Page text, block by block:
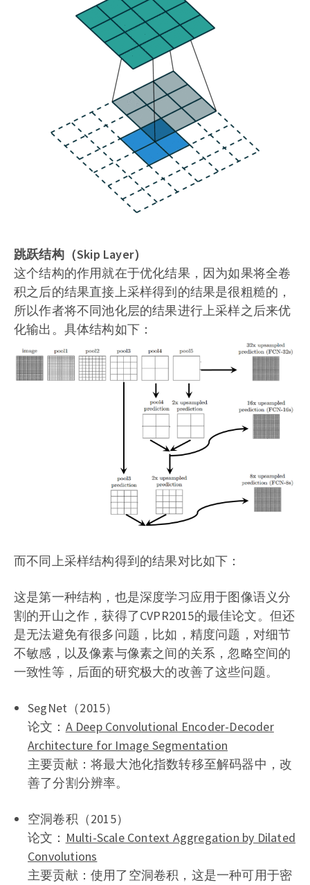
跳跃结构（Skip Layer）
这个结构的作用就在于优化结果，因为如果将全卷
积之后的结果直接上采样得到的结果是很粗糙的，
所以作者将不同池化层的结果进行上采样之后来优
化输出。具体结构如下：
而不同上采样结构得到的结果对比如下：
这是第一种结构，也是深度学习应用于图像语义分
割的开山之作，获得了CVPR2015的最佳论文。但还
是无法避免有很多问题，比如，精度问题，对细节
不敏感，以及像素与像素之间的关系，忽略空间的
一致性等，后面的研究极大的改善了这些问题。
SegNet（2015）
论文： A Deep Convolutional Encoder-Decoder
Architecture for Image Segmentation
主要贡献：将最大池化指数转移至解码器中，改
善了分割分辨率。
空洞卷积（2015）
论文： Multi-Scale Context Aggregation by Dilated
Convolutions
主要贡献：使用了空洞卷积，这是一种可用于密